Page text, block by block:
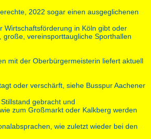
2022 sogar einen ausgeglichenen
Wirtschaftsförderung in Köln gibt oder
vereinsporttaugliche Sporthallen
mit der Oberbürgermeisterin liefert aktuell
oder verschärft, siehe Busspur Aachener
gebracht und
zum Großmarkt oder Kalkberg werden
wie zuletzt wieder bei den